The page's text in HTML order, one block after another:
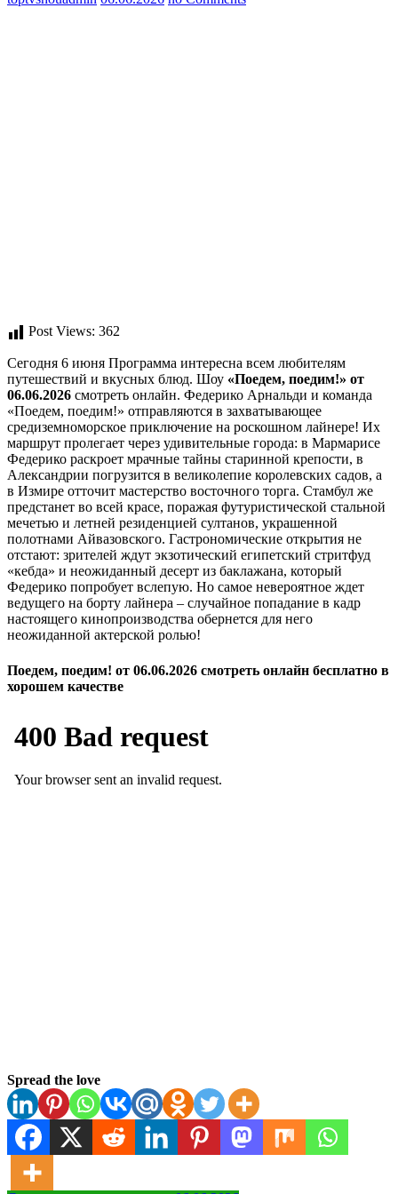
Post Views: 362
Сегодня 6 июня Программа интересна всем любителям
путешествий и вкусных блюд. Шоу «Поедем, поедим!» от
06.06.2026 смотреть онлайн. Федерико Арнальди и команда
«Поедем, поедим!» отправляются в захватывающее
средиземноморское приключение на роскошном лайнере! Их
маршрут пролегает через удивительные города: в Мармарисе
Федерико раскроет мрачные тайны старинной крепости, в
Александрии погрузится в великолепие королевских садов, а
в Измире отточит мастерство восточного торга. Стамбул же
предстанет во всей красе, поражая футуристической стальной
мечетью и летней резиденцией султанов, украшенной
полотнами Айвазовского. Гастрономические открытия не
отстают: зрителей ждут экзотический египетский стритфуд
«кебда» и неожиданный десерт из баклажана, который
Федерико попробует вслепую. Но самое невероятное ждет
ведущего на борту лайнера – случайное попадание в кадр
настоящего кинопроизводства обернется для него
неожиданной актерской ролью!
Поедем, поедим! от 06.06.2026 смотреть онлайн бесплатно в
хорошем качестве
Spread the love